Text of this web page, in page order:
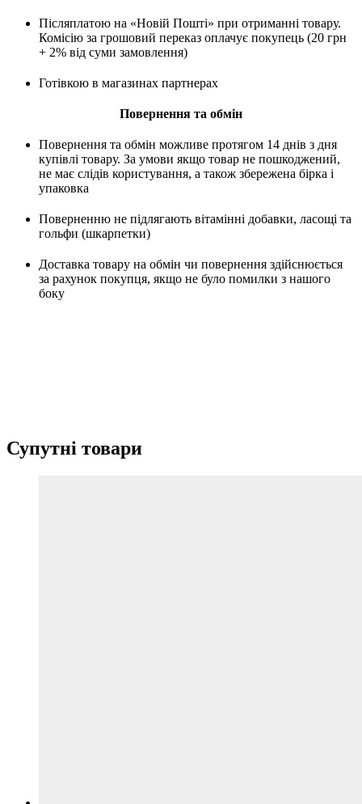
Післяплатою на «Новій Пошті» при отриманні товару.
Комісію за грошовий переказ оплачує покупець (20 грн
+ 2% від суми замовлення)
Готівкою в магазинах партнерах
Повернення та обмін
Повернення та обмін можливе протягом 14 днів з дня
купівлі товару. За умови якщо товар не пошкоджений,
не має слідів користування, а також збережена бірка і
упаковка
Поверненню не підлягають вітамінні добавки, ласощі та
гольфи (шкарпетки)
Доставка товару на обмін чи повернення здійснюється
за рахунок покупця, якщо не було помилки з нашого
боку
Супутні товари